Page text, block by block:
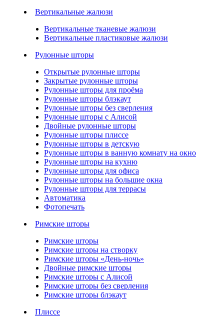
Вертикальные жалюзи
Вертикальные тканевые жалюзи
Вертикальные пластиковые жалюзи
Рулонные шторы
Открытые рулонные шторы
Закрытые рулонные шторы
Рулонные шторы для проёма
Рулонные шторы блэкаут
Рулонные шторы без сверления
Рулонные шторы с Алисой
Двойные рулонные шторы
Рулонные шторы плиссе
Рулонные шторы в детскую
Рулонные шторы в ванную комнату на окно
Рулонные шторы на кухню
Рулонные шторы для офиса
Рулонные шторы на большие окна
Рулонные шторы для террасы
Автоматика
Фотопечать
Римские шторы
Римские шторы
Римские шторы на створку
Римские шторы «День-ночь»
Двойные римские шторы
Римские шторы с Алисой
Римские шторы без сверления
Римские шторы блэкаут
Плиссе